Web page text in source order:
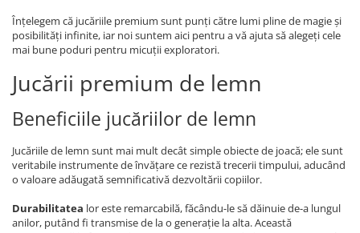
Înțelegem că jucăriile premium sunt punți către lumi pline de magie și
posibilități infinite, iar noi suntem aici pentru a vă ajuta să alegeți cele
mai bune poduri pentru micuții exploratori.
Jucării premium de lemn
Beneficiile jucăriilor de lemn
Jucăriile de lemn sunt mai mult decât simple obiecte de joacă; ele sunt
veritabile instrumente de învățare ce rezistă trecerii timpului, aducând
o valoare adăugată semnificativă dezvoltării copiilor.
Durabilitatea lor este remarcabilă, făcându-le să dăinuie de-a lungul
anilor, putând fi transmise de la o generație la alta. Această